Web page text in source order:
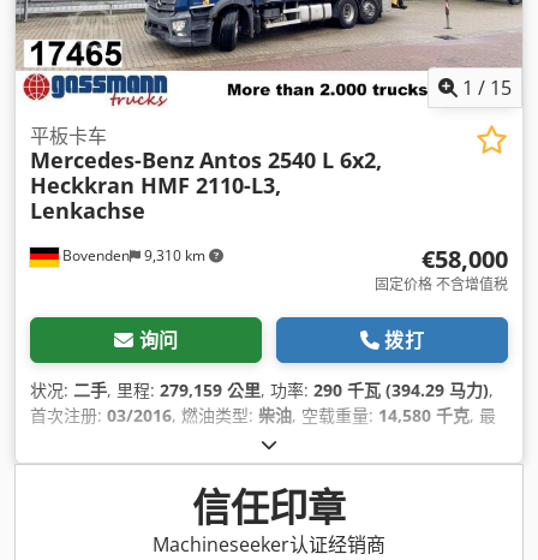
1 / 15
Bovenden 9,310 km
平板卡车
Mercedes-BenzAntos 2540 L 6x2,
Heckkran HMF 2110-L3,
Lenkachse
€58,000
固定价格 不含增值税
询问 拨打
状况: 二手, 里程: 279,159 公里, 功率: 290 千瓦 (394.29 马力),
首次注册: 03/2016, 燃油类型: 柴油, 空载重量: 14,580 千克, 最
, 总重量:
轴距:4,900 毫米, 下次检验 (TÜV):03/2025, 刹车:发动机制动,
日间驾驶室, 齿轮类型:
, 座位数量:2 , 装载空间长度:
2,490 毫米, 货舱高度:950 毫米, 设备:中央锁, 动力转
信任印章
Machineseeker认证经销商